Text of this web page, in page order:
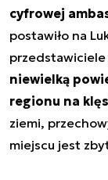
cyfrowej
postawiło na
przedstawiciele
niewielką
regionu na
ziemi,
miejscu jest